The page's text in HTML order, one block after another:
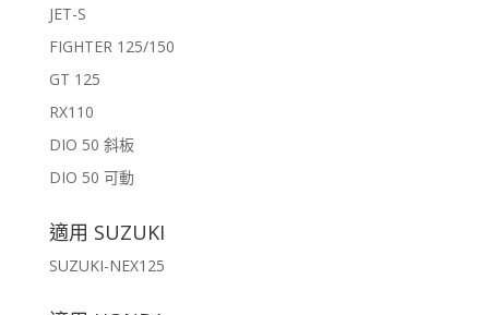
JET-S
FIGHTER 125/150
GT 125
RX110
DIO 50 斜板
DIO 50 可動
適用 SUZUKI
SUZUKI-NEX125